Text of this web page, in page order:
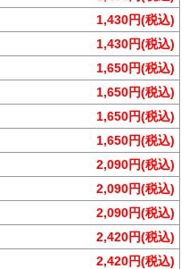
1,430円(税込)
1,430円(税込)
1,650円(税込)
1,650円(税込)
1,650円(税込)
1,650円(税込)
2,090円(税込)
2,090円(税込)
2,090円(税込)
2,420円(税込)
2,420円(税込)